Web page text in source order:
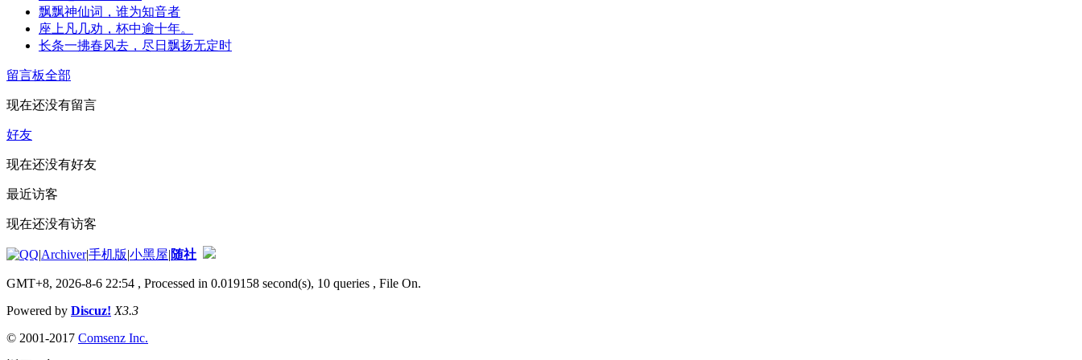
飘飘神仙词，谁为知音者
座上凡几劝，杯中逾十年。
长条一拂春风去，尽日飘扬无定时
留言板全部
现在还没有留言
好友
现在还没有好友
最近访客
现在还没有访客
|Archiver|手机版|小黑屋|随社
GMT+8, 2026-8-6 22:54 , Processed in 0.019158 second(s), 10 queries , File On.
Powered by Discuz! X3.3
© 2001-2017 Comsenz Inc.